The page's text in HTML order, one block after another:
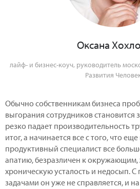
Оксана
лайф- и бизнес-коуч, руководитель
Развития
Обычно собственникам бизнеса
выгорания сотрудников становится
резко падает производительность
итог, а начинается все с того, что
продуктивный специалист все
апатию, безразличен к окружающим,
хроническую усталость и недосып.
задачами он уже не справляется, и